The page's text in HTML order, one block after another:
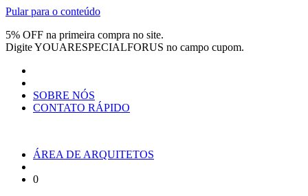
Pular para o conteúdo
5% OFF na primeira compra no site.
DigiteYOUARESPECIALFORUS no campo cupom.
SOBRE NÓS
CONTATO RÁPIDO
ÁREA DE ARQUITETOS
0